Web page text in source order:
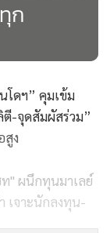
ญ่หรือเล็กจนเกิน
ส่วนกลางใน
รือขายต่อได้ผล
ก
ดฯ” คุมเข้ม
-จุดสัมผัสร่วม”
สูง
" ผนึกทุนมาเลย์
เจาะนักลงทุน-